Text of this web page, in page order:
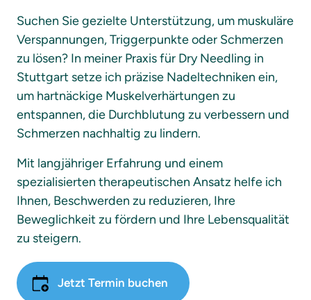
Suchen Sie gezielte Unterstützung, um muskuläre
Verspannungen, Triggerpunkte oder Schmerzen
zu lösen? In meiner Praxis für Dry Needling in
Stuttgart setze ich präzise Nadeltechniken ein,
um hartnäckige Muskelverhärtungen zu
entspannen, die Durchblutung zu verbessern und
Schmerzen nachhaltig zu lindern.
Mit langjähriger Erfahrung und einem
spezialisierten therapeutischen Ansatz helfe ich
Ihnen, Beschwerden zu reduzieren, Ihre
Beweglichkeit zu fördern und Ihre Lebensqualität
zu steigern.
Jetzt Termin buchen